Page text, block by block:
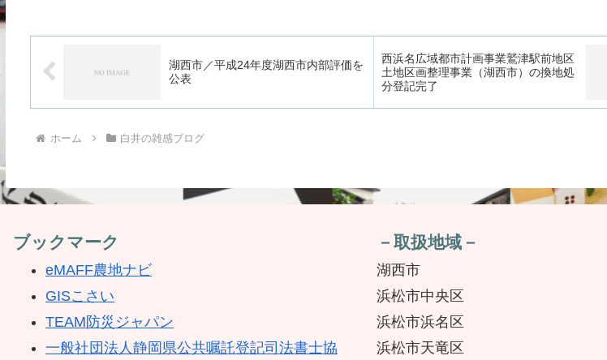
湖西市／平成24年度湖西市内部評価を
公表
西浜名広域都市計画事業鷲津駅前地区
土地区画整理事業（湖西市）の換地処
分登記完了
ホーム 白井の雑感ブログ
ブックマーク
eMAFF農地ナビ
GISこさい
TEAM防災ジャパン
一般社団法人静岡県公共嘱託登記司法書士協
－取扱地域－
湖西市
浜松市中央区
浜松市浜名区
浜松市天竜区